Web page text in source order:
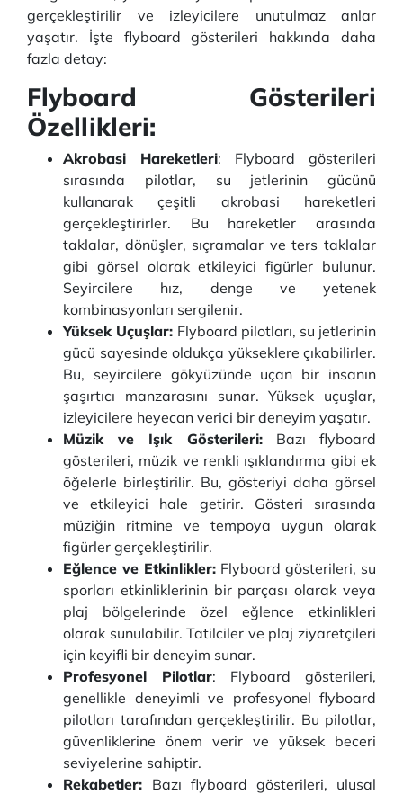
gerçekleştirilir ve izleyicilere unutulmaz anlar
yaşatır. İşte flyboard gösterileri hakkında daha
fazla detay:
Flyboard Gösterileri
Özellikleri:
Akrobasi Hareketleri: Flyboard gösterileri
sırasında pilotlar, su jetlerinin gücünü
kullanarak çeşitli akrobasi hareketleri
gerçekleştirirler. Bu hareketler arasında
taklalar, dönüşler, sıçramalar ve ters taklalar
gibi görsel olarak etkileyici figürler bulunur.
Seyircilere hız, denge ve yetenek
kombinasyonları sergilenir.
Yüksek Uçuşlar: Flyboard pilotları, su jetlerinin
gücü sayesinde oldukça yükseklere çıkabilirler.
Bu, seyircilere gökyüzünde uçan bir insanın
şaşırtıcı manzarasını sunar. Yüksek uçuşlar,
izleyicilere heyecan verici bir deneyim yaşatır.
Müzik ve Işık Gösterileri:Bazı flyboard
gösterileri, müzik ve renkli ışıklandırma gibi ek
öğelerle birleştirilir. Bu, gösteriyi daha görsel
ve etkileyici hale getirir. Gösteri sırasında
müziğin ritmine ve tempoya uygun olarak
figürler gerçekleştirilir.
Eğlence ve Etkinlikler: Flyboard gösterileri, su
sporları etkinliklerinin bir parçası olarak veya
plaj bölgelerinde özel eğlence etkinlikleri
olarak sunulabilir. Tatilciler ve plaj ziyaretçileri
için keyifli bir deneyim sunar.
Profesyonel Pilotlar: Flyboard gösterileri,
genellikle deneyimli ve profesyonel flyboard
pilotları tarafından gerçekleştirilir. Bu pilotlar,
güvenliklerine önem verir ve yüksek beceri
seviyelerine sahiptir.
Rekabetler: Bazı flyboard gösterileri, ulusal